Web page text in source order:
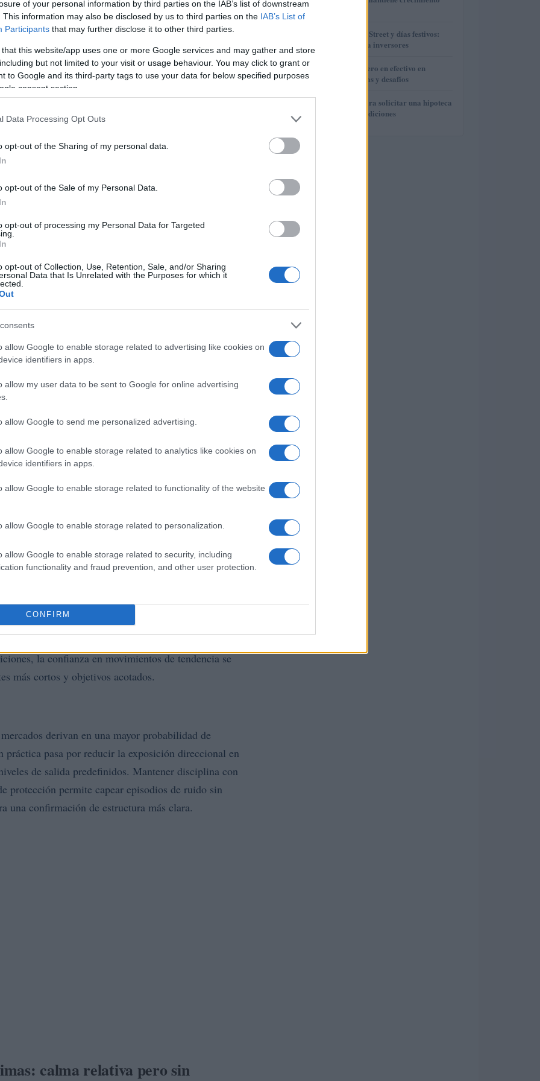
of your personal information by third parties on the IAB’s list of downstream
This information may also be disclosed by us to third parties on the IAB’s List of
Participants that may further disclose it to other third parties.
that this website/app uses one or more Google services and may gather and store
but not limited to your visit or usage behaviour. You may click to grant or
to Google and its third-party tags to use your data for below specified purposes
consent section.
Data Processing Opt Outs
opt-out of the Sharing of my personal data.
opt-out of the Sale of my Personal Data.
opt-out of processing my Personal Data for Targeted
opt-out of Collection, Use, Retention, Sale, and/or Sharing
Data that Is Unrelated with the Purposes for which it
allow Google to enable storage related to advertising like cookies on
identifiers in apps.
allow my user data to be sent to Google for online advertising
allow Google to send me personalized advertising.
allow Google to enable storage related to analytics like cookies on
identifiers in apps.
allow Google to enable storage related to functionality of the website
allow Google to enable storage related to personalization.
allow Google to enable storage related to security, including
functionality and fraud prevention, and other user protection.
CONFIRM
outpara no asumir riesgos ocultos.
de mercado
siendo el motor que más influencia ejerce sobre
El retroceso observado en los precios no
de oferta, sino de expectativas sobre progresos
en el suministro. Esa percepción
la fragilidad del entorno geopolítico significa
la tensión al mercado con rapidez.
como un factor condicionante y no como una
y energéticos permanecen sensibles a la evolución
los inversores institucionales y los gestores de
ajustar coberturas y revisar márgenes, lo que a su
elDAXy elIbex 35, muestran recuperaciones
El entorno está muy condicionado por el
datos macro y sucesos geopolíticos capaces de
la confianza en movimientos de tendencia se
más cortos y objetivos acotados.
derivan en una mayor probabilidad de
pasa por reducir la exposición direccional en
de salida predefinidos. Mantener disciplina con
protección permite capear episodios de ruido sin
una confirmación de estructura más clara.
calma relativa pero sin
operativo
Horarios de Wall Street y días festivos:
guía práctica para inversores
4 Evolución del dinero en efectivo en
Europa: tendencias y desafíos
5
Guía definitiva para solicitar una hipoteca
y mejorar sus condiciones